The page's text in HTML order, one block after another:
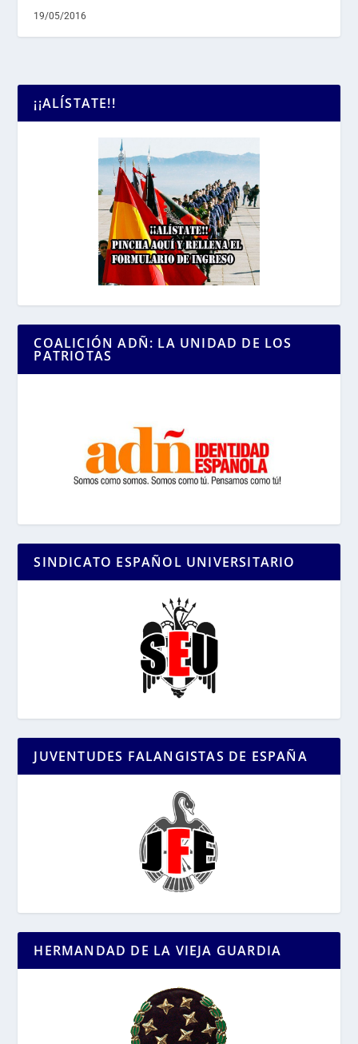
19/05/2016
¡¡ALÍSTATE!!
COALICIÓN ADÑ: LA UNIDAD DE LOS
PATRIOTAS
SINDICATO ESPAÑOL UNIVERSITARIO
JUVENTUDES FALANGISTAS DE ESPAÑA
HERMANDAD DE LA VIEJA GUARDIA